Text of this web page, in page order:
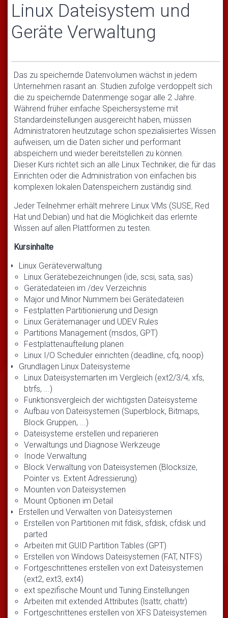
Linux Dateisystem und
Geräte Verwaltung
Das zu speichernde Datenvolumen wächst in jedem
Unternehmen rasant an. Studien zufolge verdoppelt sich
die zu speichernde Datenmenge sogar alle 2 Jahre.
Während früher einfache Speichersysteme mit
Standardeinstellungen ausgereicht haben, müssen
Administratoren heutzutage schon spezialisiertes Wissen
aufweisen, um die Daten sicher und performant
abspeichern und wieder bereitstellen zu können.
Dieser Kurs richtet sich an alle Linux Techniker, die für das
Einrichten oder die Administration von einfachen bis
komplexen lokalen Datenspeichern zuständig sind.
Jeder Teilnehmer erhält mehrere Linux VMs (SUSE, Red
Hat und Debian) und hat die Möglichkeit das erlernte
Wissen auf allen Plattformen zu testen.
Kursinhalte
Linux Geräteverwaltung
Linux Gerätebezeichnungen (ide, scsi, sata, sas)
Gerätedateien im /dev Verzeichnis
Major und Minor Nummern bei Gerätedateien
Festplatten Partitionierung und Design
Linux Gerätemanager und UDEV Rules
Partitions Management (msdos, GPT)
Festplattenaufteilung planen
Linux I/O Scheduler einrichten (deadline, cfq, noop)
Grundlagen Linux Dateisysteme
Linux Dateisystemarten im Vergleich (ext2/3/4, xfs,
btrfs, ...)
Funktionsvergleich der wichtigsten Dateisysteme
Aufbau von Dateisystemen (Superblock, Bitmaps,
Block Gruppen, ...)
Dateisysteme erstellen und reparieren
Verwaltungs und Diagnose Werkzeuge
Inode Verwaltung
Block Verwaltung von Dateisystemen (Blocksize,
Pointer vs. Extent Adressierung)
Mounten von Dateisystemen
Mount Optionen im Detail
Erstellen und Verwalten von Dateisystemen
Erstellen von Partitionen mit fdisk, sfdisk, cfdisk und
parted
Arbeiten mit GUID Partition Tables (GPT)
Erstellen von Windows Dateisystemen (FAT, NTFS)
Fortgeschrittenes erstellen von ext Dateisystemen
(ext2, ext3, ext4)
ext spezifische Mount und Tuning Einstellungen
Arbeiten mit extended Attributes (lsattr, chattr)
Fortgeschrittenes erstellen von XFS Dateisystemen